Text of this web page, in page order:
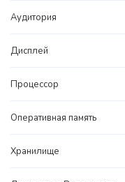
Аудитория
Дисплей
Процессор
Оперативная память
Хранилище